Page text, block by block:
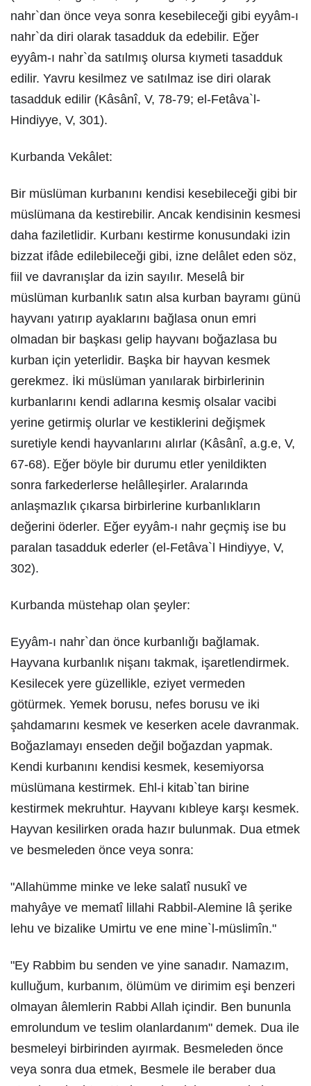
nahr`dan önce veya sonra kesebileceği gibi eyyâm-ı
nahr`da diri olarak tasadduk da edebilir. Eğer
eyyâm-ı nahr`da satılmış olursa kıymeti tasadduk
edilir. Yavru kesilmez ve satılmaz ise diri olarak
tasadduk edilir (Kâsânî, V, 78-79; el-Fetâva`l-
Hindiyye, V, 301).
Kurbanda Vekâlet:
Bir müslüman kurbanını kendisi kesebileceği gibi bir
müslümana da kestirebilir. Ancak kendisinin kesmesi
daha faziletlidir. Kurbanı kestirme konusundaki izin
bizzat ifâde edilebileceği gibi, izne delâlet eden söz,
fiil ve davranışlar da izin sayılır. Meselâ bir
müslüman kurbanlık satın alsa kurban bayramı günü
hayvanı yatırıp ayaklarını bağlasa onun emri
olmadan bir başkası gelip hayvanı boğazlasa bu
kurban için yeterlidir. Başka bir hayvan kesmek
gerekmez. İki müslüman yanılarak birbirlerinin
kurbanlarını kendi adlarına kesmiş olsalar vacibi
yerine getirmiş olurlar ve kestiklerini değişmek
suretiyle kendi hayvanlarını alırlar (Kâsânî, a.g.e, V,
67-68). Eğer böyle bir durumu etler yenildikten
sonra farkederlerse helâlleşirler. Aralarında
anlaşmazlık çıkarsa birbirlerine kurbanlıkların
değerini öderler. Eğer eyyâm-ı nahr geçmiş ise bu
paralan tasadduk ederler (el-Fetâva`l Hindiyye, V,
302).
Kurbanda müstehap olan şeyler:
Eyyâm-ı nahr`dan önce kurbanlığı bağlamak.
Hayvana kurbanlık nişanı takmak, işaretlendirmek.
Kesilecek yere güzellikle, eziyet vermeden
götürmek. Yemek borusu, nefes borusu ve iki
şahdamarını kesmek ve keserken acele davranmak.
Boğazlamayı enseden değil boğazdan yapmak.
Kendi kurbanını kendisi kesmek, kesemiyorsa
müslümana kestirmek. Ehl-i kitab`tan birine
kestirmek mekruhtur. Hayvanı kıbleye karşı kesmek.
Hayvan kesilirken orada hazır bulunmak. Dua etmek
ve besmeleden önce veya sonra:
"Allahümme minke ve leke salatî nusukî ve
mahyâye ve mematî lillahi Rabbil-Alemine lâ şerike
lehu ve bizalike Umirtu ve ene mine`l-müslimîn."
"Ey Rabbim bu senden ve yine sanadır. Namazım,
kulluğum, kurbanım, ölümüm ve dirimim eşi benzeri
olmayan âlemlerin Rabbi Allah içindir. Ben bununla
emrolundum ve teslim olanlardanım" demek. Dua ile
besmeleyi birbirinden ayırmak. Besmeleden önce
veya sonra dua etmek, Besmele ile beraber dua